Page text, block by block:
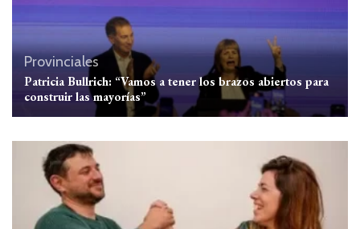
Provinciales
Patricia Bullrich: “Vamos a tener los brazos abiertos para
construir las mayorías”